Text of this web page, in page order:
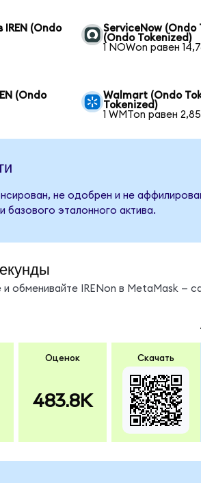
(Ondo
ServiceNow (Ondo
(Ondo Tokenized)
1 NOWon равен
(Ondo
Walmart (Ondo
Tokenized)
1 WMTon равен
не одобрен и не
базового эталонного актива.
и обменивайте IRENon в MetaMask —
Оценок
483.8K
Скачать